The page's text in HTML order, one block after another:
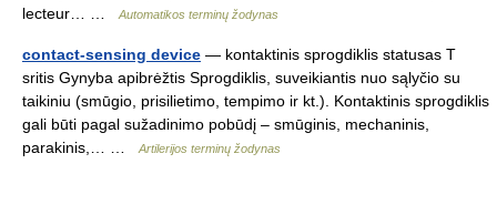
lecteur… …
Automatikos terminų žodynas
contact-sensing device — kontaktinis sprogdiklis statusas T
sritis Gynyba apibrėžtis Sprogdiklis, suveikiantis nuo sąlyčio su
taikiniu (smūgio, prisilietimo, tempimo ir kt.). Kontaktinis sprogdiklis
gali būti pagal sužadinimo pobūdį – smūginis, mechaninis,
parakinis,… …
Artilerijos terminų žodynas